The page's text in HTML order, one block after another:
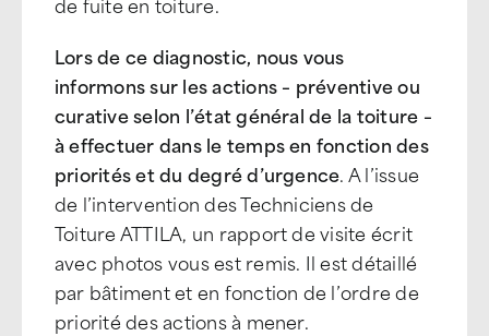
Lors de ce diagnostic, nous vous
informons sur les actions – préventive ou
curative selon l’état général de la toiture –
à effectuer dans le temps en fonction des
priorités et du degré d’urgence. A l’issue
de l’intervention des Techniciens de
Toiture ATTILA, un rapport de visite écrit
avec photos vous est remis. Il est détaillé
par bâtiment et en fonction de l’ordre de
priorité des actions à mener.